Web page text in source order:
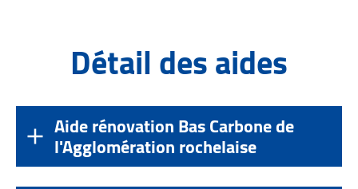
Détail des aides
Aide rénovation Bas Carbone de
l'Agglomération rochelaise